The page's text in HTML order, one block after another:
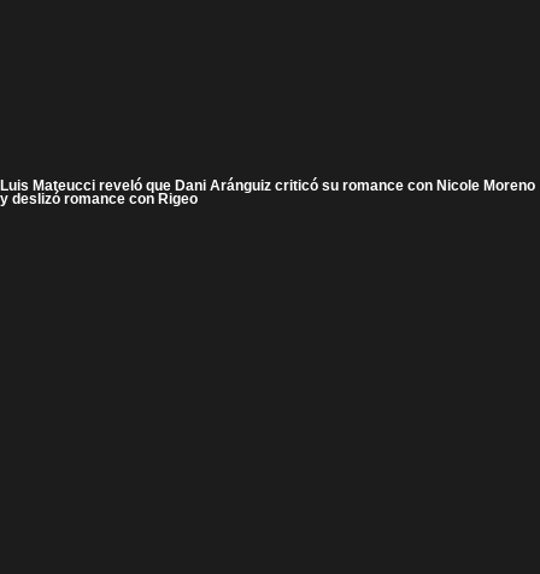
Luis Mateucci reveló que Dani Aránguiz criticó su romance con Nicole Moreno
y deslizó romance con Rigeo